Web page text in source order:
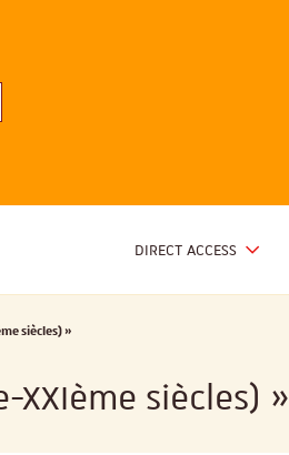
DIRECT ACCESS
siècles) »
XXIème siècles) »